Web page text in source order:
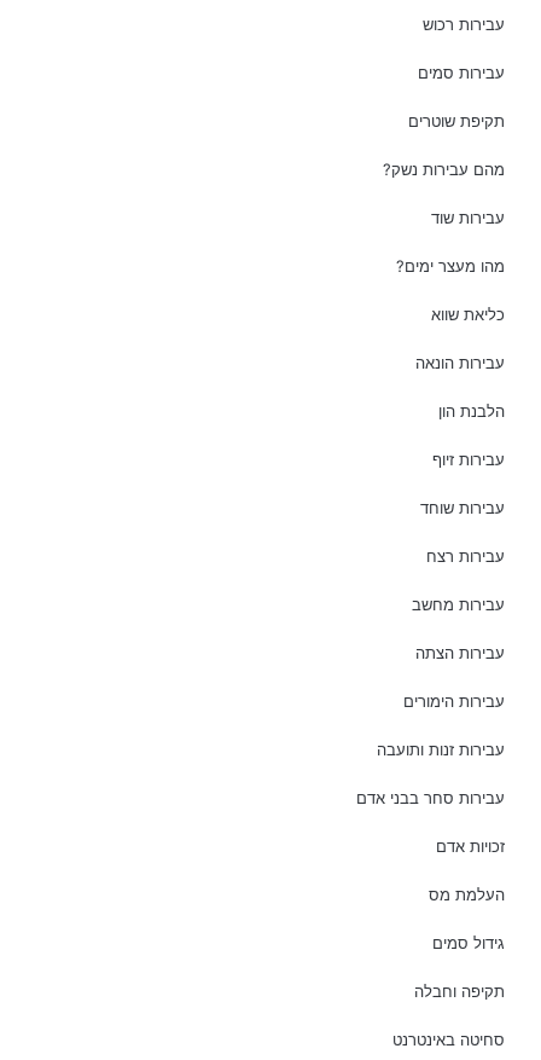
עבירות רכוש
עבירות סמים
תקיפת שוטרים
מהם עבירות נשק?
עבירות שוד
מהו מעצר ימים?
כליאת שווא
עבירות הונאה
הלבנת הון
עבירות זיוף
עבירות שוחד
עבירות רצח
עבירות מחשב
עבירות הצתה
עבירות הימורים
עבירות זנות ותועבה
עבירות סחר בבני אדם
זכויות אדם
העלמת מס
גידול סמים
תקיפה וחבלה
סחיטה באינטרנט